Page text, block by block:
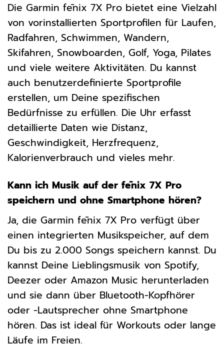
Die Garmin fēnix 7X Pro bietet eine Vielzahl
von vorinstallierten Sportprofilen für Laufen,
Radfahren, Schwimmen, Wandern,
Skifahren, Snowboarden, Golf, Yoga, Pilates
und viele weitere Aktivitäten. Du kannst
auch benutzerdefinierte Sportprofile
erstellen, um Deine spezifischen
Bedürfnisse zu erfüllen. Die Uhr erfasst
detaillierte Daten wie Distanz,
Geschwindigkeit, Herzfrequenz,
Kalorienverbrauch und vieles mehr.
Kann ich Musik auf der fēnix 7X Pro
speichern und ohne Smartphone hören?
Ja, die Garmin fēnix 7X Pro verfügt über
einen integrierten Musikspeicher, auf dem
Du bis zu 2.000 Songs speichern kannst. Du
kannst Deine Lieblingsmusik von Spotify,
Deezer oder Amazon Music herunterladen
und sie dann über Bluetooth-Kopfhörer
oder -Lautsprecher ohne Smartphone
hören. Das ist ideal für Workouts oder lange
Läufe im Freien.